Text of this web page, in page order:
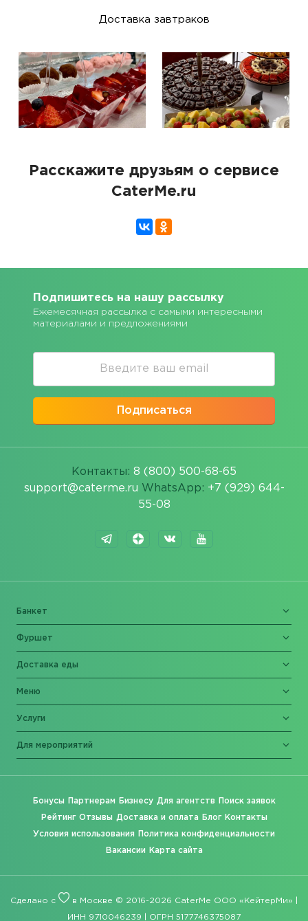
Доставка завтраков
Расскажите друзьям о сервисе
CaterMe.ru
Подпишитесь на нашу рассылку
Ежемесячная рассылка с самыми интересными
материалами и предложениями
Подписаться
Контакты: 8 (800) 500-68-65
support@caterme.ru WhatsApp: +7 (929) 644-
55-08
Банкет
Фуршет
Доставка еды
Меню
Услуги
Для мероприятий
Бонусы Партнерам Бизнесу Для агентств Поиск заявок
Рейтинг Отзывы Доставка и оплата Блог Контакты
Условия использования Политика конфиденциальности
Вакансии Карта сайта
Сделано с в Москве © 2016-2026 CaterMe ООО «КейтерМи» |
ИНН 9710046239 | ОГРН 5177746375087